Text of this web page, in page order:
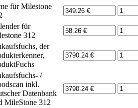
für Milestone
für
312
der
/
inkl.
Datenbank
MileStone 312